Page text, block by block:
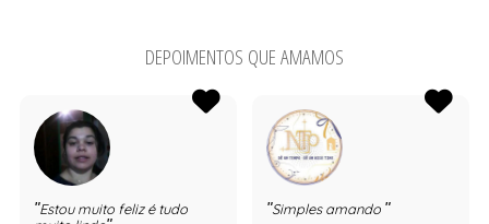
DEPOIMENTOS QUE AMAMOS
Estou muito feliz é tudo
Simples amando